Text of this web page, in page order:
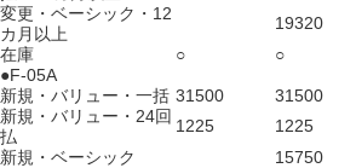
変更・ベーシック・12
カ月以上
19320
在庫
○ ○
●F-05A
新規・バリュー・一括 31500 31500
新規・バリュー・24回
払
1225 1225
新規・ベーシック
15750